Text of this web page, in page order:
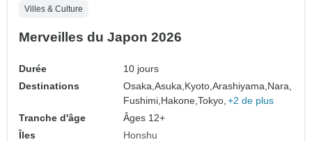
Villes & Culture
Merveilles du Japon 2026
Durée
10 jours
Destinations
Osaka,Asuka,Kyoto,Arashiyama,Nara,
Fushimi,Hakone,Tokyo, +2 de plus
Tranche d'âge
Âges 12+
Îles
Honshu